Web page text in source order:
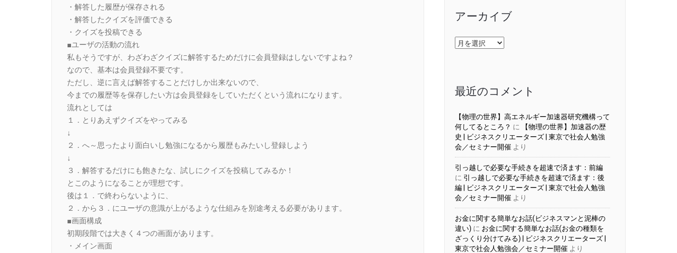
・解答した履歴が保存される
・解答したクイズを評価できる
・クイズを投稿できる
■ユーザの活動の流れ
私もそうですが、わざわざクイズに解答するためだけに会員登録はしないですよね？
なので、基本は会員登録不要です。
ただし、逆に言えば解答することだけしか出来ないので、
今までの履歴等を保存したい方は会員登録をしていただくという流れになります。
流れとしては
１．とりあえずクイズをやってみる
↓
２．へ～思ったより面白いし勉強になるから履歴もみたいし登録しよう
↓
３．解答するだけにも飽きたな、試しにクイズを投稿してみるか！
とこのようになることが理想です。
後は１．で終わらないように、
２．から３．にユーザの意識が上がるような仕組みを別途考える必要があります。
■画面構成
初期段階では大きく４つの画面があります。
・メイン画面
アーカイブ
ア
ー
最近のコメント
【物理の世界】高エネルギー加速器研究機構って
何してるところ？ に
【物理の世界】加速器の歴
史 | ビジネスクリエーターズ | 東京で社会人勉強
会／セミナー開催 より
引っ越しで必要な手続きを超速で済ます：前編
に 引っ越しで必要な手続きを超速で済ます：後
編 | ビジネスクリエーターズ | 東京で社会人勉強
会／セミナー開催 より
お金に関する簡単なお話(ビジネスマンと泥棒の
違い) に お金に関する簡単なお話(お金の種類を
ざっくり分けてみる) | ビジネスクリエーターズ |
東京で社会人勉強会／セミナー開催 より